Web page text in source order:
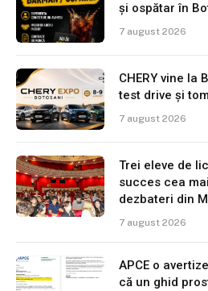
și ospătar în
7 august 2026
CHERY vine la
test drive și
7 august 2026
Trei eleve de
succes cea
dezbateri din
7 august 2026
APCE o
că un ghid